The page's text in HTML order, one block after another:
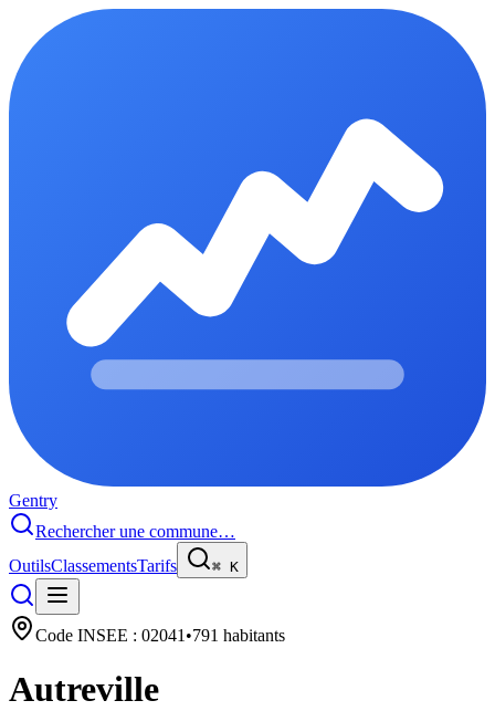
Gentry
Rechercher une commune…
OutilsClassementsTarifs ⌘ K
Code INSEE : 02041 •791 habitants
Autreville